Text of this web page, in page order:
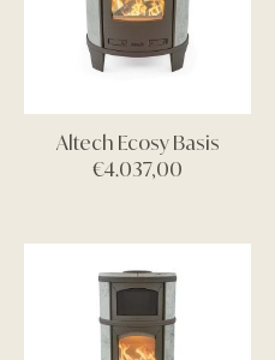
Altech Ecosy Basis
€4.037,00